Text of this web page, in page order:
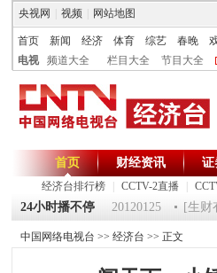
央视网 视频 网站地图
首页 新闻 经济 体育 综艺 春晚
电视
频道大全 栏目大全 节目大全
首页
经济台排行榜 CCTV-2直播
财经资讯 证
24小时播不停
《第一时间》 20120125 [生财有
中国网络电视台 >> 经济台 >> 正文